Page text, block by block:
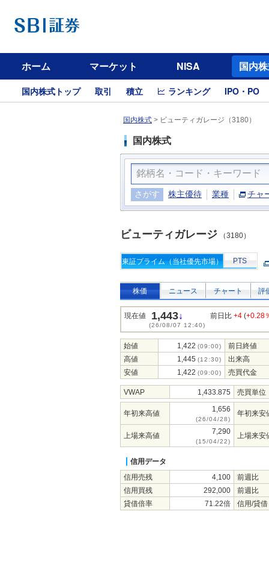
ホーム マーケット NISA 国内
国内株式トップ 取引 積立 ランキング IPO・PO
国内株式 > ビューティガレージ（3180）
国内株式
さがす 株主優待 業種 チャ
ビューティガレージ （3180）
東証プライム（当社優先市場） PTS
株価 ニュース チャート 評
現在値 1,443↓
(26/08/07 12:40)
前日比 +4 (+0.28
始値 1,422 (09:00)
前日終値
高値
1,445 (12:30)
出来高
安値
1,422 (09:00) 売買代金
VWAP 1,433.875 売買単位
年初来高値 1,656
(26/04/28)
年初来安
上場来高値 7,290
(15/04/22)
上場来安
信用データ
信用売残
4,100
前週比
信用買残
292,000
前週比
貸借倍率
71.22倍 信用/貸借